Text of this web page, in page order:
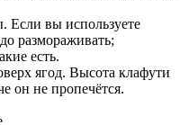
вы используете
размораживать;
есть.
ягод. Высота клафути
он не пропечётся.